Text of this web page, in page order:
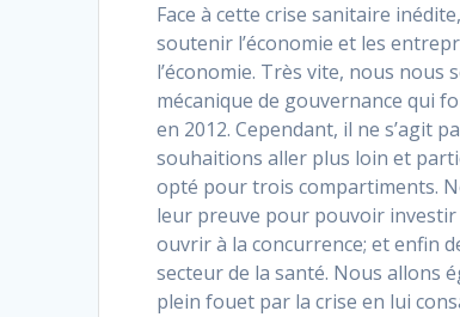
Face à cette crise sanitaire
soutenir l’économie et les
l’économie. Très vite, nous
mécanique de gouvernance qui
en 2012. Cependant, il ne s’agit
souhaitions aller plus loin et
opté pour trois compartiments.
leur preuve pour pouvoir
ouvrir à la concurrence; et enfin
secteur de la santé. Nous allons
plein fouet par la crise en lui